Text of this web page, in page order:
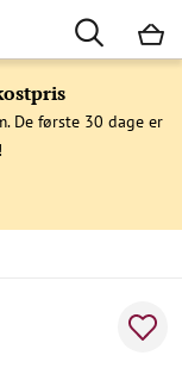
De første 30 dage er